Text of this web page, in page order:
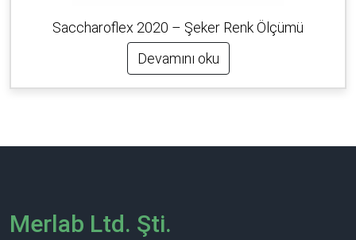
Saccharoflex 2020 – Şeker Renk Ölçümü
Devamını oku
Merlab Ltd. Şti.